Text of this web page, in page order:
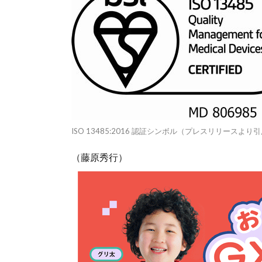
ISO 13485:2016 認証シンボル（プレスリリースより
（藤原秀行）